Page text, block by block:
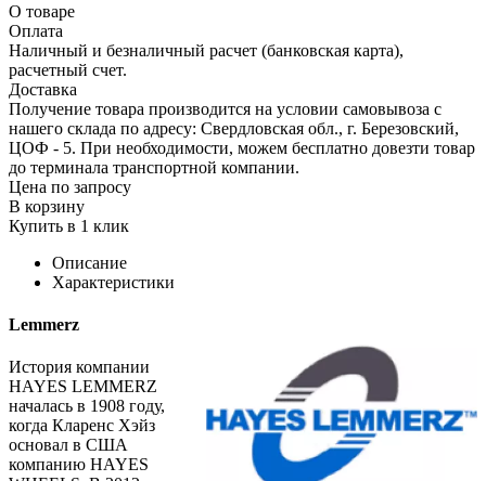
О товаре
Оплата
Наличный и безналичный расчет (банковская карта),
расчетный счет.
Доставка
Получение товара производится на условии самовывоза с
нашего склада по адресу: Свердловская обл., г. Березовский,
ЦОФ - 5. При необходимости, можем бесплатно довезти товар
до терминала транспортной компании.
Цена по запросу
В корзину
Купить в 1 клик
Описание
Характеристики
Lemmerz
История компании
HAYES LEMMERZ
началась в 1908 году,
когда Кларенс Хэйз
основал в США
компанию HAYES